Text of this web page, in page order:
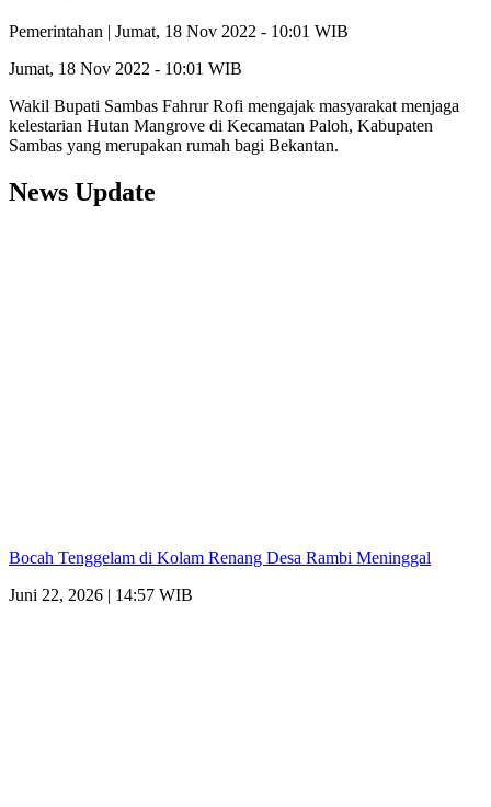
Pemerintahan | Jumat, 18 Nov 2022 - 10:01 WIB
Jumat, 18 Nov 2022 - 10:01 WIB
Wakil Bupati Sambas Fahrur Rofi mengajak masyarakat menjaga
kelestarian Hutan Mangrove di Kecamatan Paloh, Kabupaten
Sambas yang merupakan rumah bagi Bekantan.
News Update
Bocah Tenggelam di Kolam Renang Desa Rambi Meninggal
Juni 22, 2026 | 14:57 WIB